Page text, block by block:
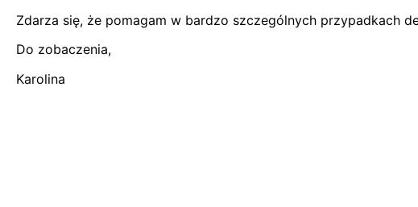
Zdarza się, że pomagam w bardzo szczególnych przypadkach
Do zobaczenia,
Karolina